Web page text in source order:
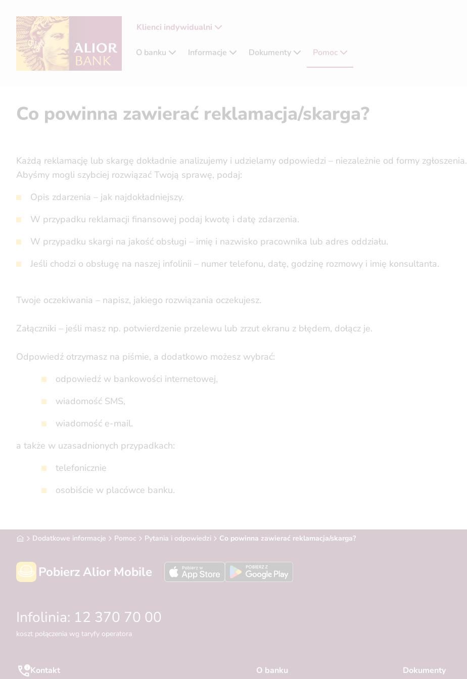
Klienci indywidualni
O banku Informacje Dokumenty Pomoc
Co powinna zawierać reklamacja/skarga?
Każdą reklamację lub skargę dokładnie analizujemy i udzielamy odpowiedzi – niezależnie od formy zgłoszenia.
Abyśmy mogli szybciej rozwiązać Twoją sprawę, podaj:
Opis zdarzenia – jak najdokładniejszy.
W przypadku reklamacji finansowej podaj kwotę i datę zdarzenia.
W przypadku skargi na jakość obsługi – imię i nazwisko pracownika lub adres oddziału.
Jeśli chodzi o obsługę na naszej infolinii – numer telefonu, datę, godzinę rozmowy i imię konsultanta.
Twoje oczekiwania – napisz, jakiego rozwiązania oczekujesz.
Załączniki – jeśli masz np. potwierdzenie przelewu lub zrzut ekranu z błędem, dołącz je.
Odpowiedź otrzymasz na piśmie, a dodatkowo możesz wybrać:
odpowiedź w bankowości internetowej,
wiadomość SMS,
wiadomość e-mail.
a także w uzasadnionych przypadkach:
telefonicznie
osobiście w placówce banku.
Alior BankDodatkowe informacje Pomoc Pytania i odpowiedzi Co powinna zawierać reklamacja/skarga?
Pobierz Alior Mobile
Infolinia: 12 370 70 00
koszt połączenia wg taryfy operatora
Kontakt O banku Dokumenty